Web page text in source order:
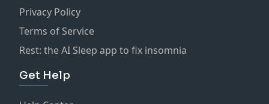
Privacy Policy
Terms of Service
Rest: the AI Sleep app to fix insomnia
Get Help